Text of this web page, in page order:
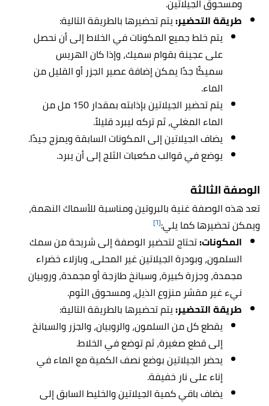
ومسحوق الجيلاتين.
طريقة التحضير:يتم تحضيرها بالطريقة التالية:
يتم خلط جميع المكونات في الخلاط إلى أن نحصل
على عجينة بقوام سميك، وإذا كان الهريس
سميكًا جدًا يمكن إضافة عصير الجزر أو القليل من
الماء.
يتم تحضير الجيلاتين بإذابته بمقدار 150 مل من
الماء المغلي، ثم تركه ليبرد قليلاً.
يضاف الجيلاتين إلى المكونات السابقة ويمزج جيدًا.
يوضع في قوالب مكعبات الثلج إلى أن يبرد.
الوصفة الثالثة
تعد هذه الوصفة غنية بالبروتين ومناسبة للأسماك النهمة،
ويمكن تحضيرها كما يلي:[٦]
المكونات:تحتاج لتحضير الوصفة إلى شريحة من سمك
السلمون، وبودرة الجيلاتين غير المحلى، وبازلاء خضراء
مجمدة، وجزرة كبيرة، وسبانخ طازجة أو مجمدة، وروبيان
نيء غير مقشر منزوع الذيل، ومسحوق الثوم.
طريقة التحضير:يتم تحضيرها بالطريقة التالية:
يقطع كل من السلمون، والروبيان، والجزر والسبانخ
إلى قطع صغيرة، ثم توضع في الخلاط.
يحضر الجيلاتين بوضع نصف الكمية مع الماء في
إناء على نار خفيفة.
يضاف باقي كمية الجيلاتين والخليط السابق إلى